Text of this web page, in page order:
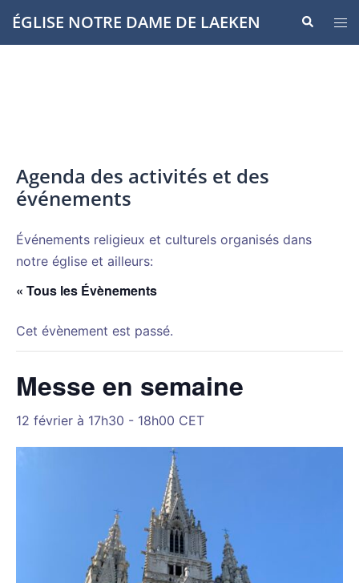
Aller
auÉGLISE NOTRE DAME DE LAEKEN
le
Agenda des activités et des
événements
Événements religieux et culturels organisés dans
notre église et ailleurs:
« Tous les Évènements
Cet évènement est passé.
Messe en semaine
12 février à 17h30 - 18h00 CET